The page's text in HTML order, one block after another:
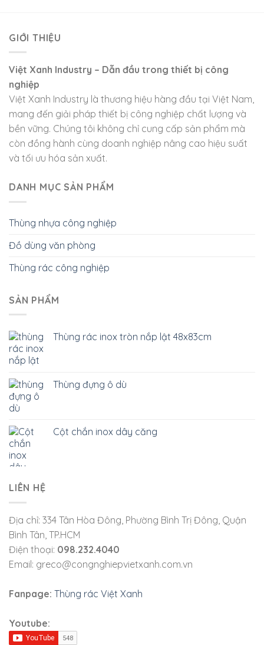
GIỚI THIỆU
Việt Xanh Industry – Dẫn đầu trong thiết bị công
nghiệp
Việt Xanh Industry là thương hiệu hàng đầu tại Việt Nam,
mang đến giải pháp thiết bị công nghiệp chất lượng và
bền vững. Chúng tôi không chỉ cung cấp sản phẩm mà
còn đồng hành cùng doanh nghiệp nâng cao hiệu suất
và tối ưu hóa sản xuất.
DANH MỤC SẢN PHẨM
Thùng nhựa công nghiệp
Đồ dùng văn phòng
Thùng rác công nghiệp
SẢN PHẨM
Thùng rác inox tròn nắp lật 48x83cm
Thùng đựng ô dù
Cột chắn inox dây căng
LIÊN HỆ
Địa chỉ: 334 Tân Hòa Đông, Phường Bình Trị Đông, Quận
Bình Tân, TP.HCM
Điện thoại: 098.232.4040
Email: greco@congnghiepvietxanh.com.vn
Fanpage: Thùng rác Việt Xanh
Youtube: